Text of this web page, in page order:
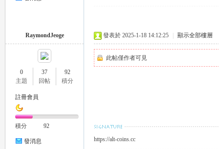
RaymondJeoge
0
主題
37
回帖
92
積分
註冊會員
積分 92
發消息
發表於 2025-1-18 14:12:25 顯示全部樓層
此帖僅作者可見
https://alt-coins.cc